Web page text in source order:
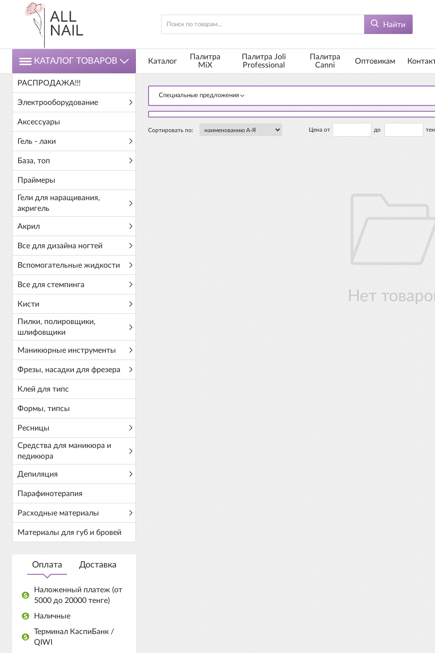
Найти
КАТАЛОГ ТОВАРОВ
РАСПРОДАЖА!!!
Электрооборудование
Аксессуары
Гель - лаки
База, топ
Праймеры
Гели для наращивания,
акригель
Акрил
Все для дизайна ногтей
Вспомогательные жидкости
Все для стемпинга
Кисти
Пилки, полировщики,
шлифовщики
Маникюрные инструменты
Фрезы, насадки для фрезера
Клей для типс
Формы, типсы
Ресницы
Средства для маникюра и
педикюра
Депиляция
Парафинотерапия
Расходные материалы
Материалы для губ и бровей
Оплата Доставка
Наложенный платеж (от
5000 до 20000 тенге)
Наличные
Терминал КаспиБанк /
QIWI
Каталог
Палитра
MiX
Палитра Joli
Professional
Палитра
Canni
Оптовикам
Сортировать по: Цена от до
Специальные предложения
Нет